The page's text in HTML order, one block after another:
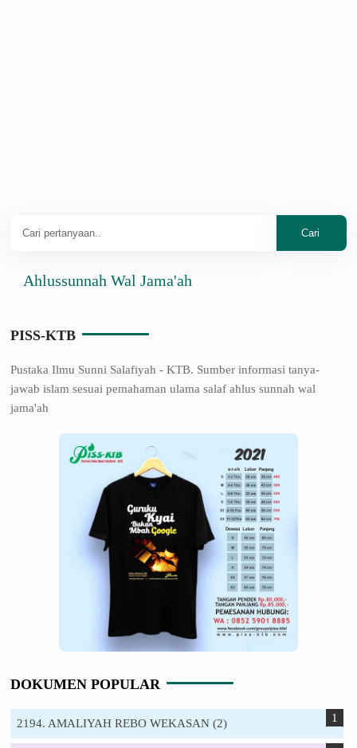
Wal Jama'ah
PISS-KTB
Pustaka Ilmu Sunni Salafiyah - KTB. Sumber informasi tanya-
jawab islam sesuai pemahaman ulama salaf ahlus sunnah wal
jama'ah
DOKUMEN POPULAR
2194. AMALIYAH REBO WEKASAN (2)